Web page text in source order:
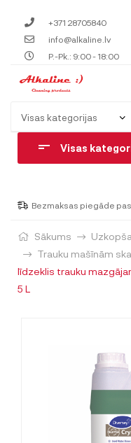
+371 28705840
info@alkaline.lv
P.-Pk.: 9:00 - 18:00
Visas
Bezmaksas piegāde
Sākums
Trauku mašīnām
līdzeklis trauku
5 L